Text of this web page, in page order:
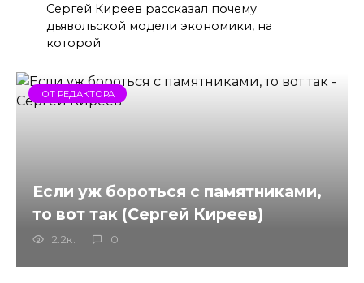
Сергей Киреев рассказал почему
дьявольской модели экономики, на
которой
ОТ РЕДАКТОРА
Если уж бороться с памятниками,
то вот так (Сергей Киреев)
2.2к. 0